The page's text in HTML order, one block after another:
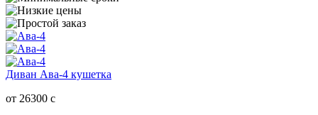
Диван Ава-4 кушетка
от 26300 c